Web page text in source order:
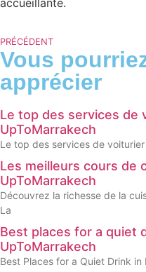
PRÉCÉDENT
Vous
apprécier
Le top des services de
UpToMarrakech
Le top des services de
Les meilleurs cours de
UpToMarrakech
Découvrez la richesse de la
La
Best places for a quiet
UpToMarrakech
Best Places for a Quiet Drink